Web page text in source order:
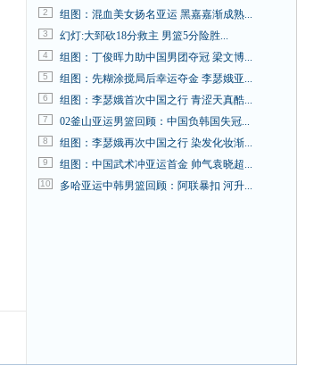
2 组图：混血美女扬名亚运 黑嘉嘉渐成熟...
3 幻灯:大郅砍18分救主 男篮5分险胜...
4 组图：丁俊晖力助中国男团夺冠 梁文博...
5 组图：先糊涂搅局后幸运夺金 李瑟娥亚...
6 组图：李瑟娥首次中国之行 青涩天真酷...
7 02釜山亚运男篮回顾：中国负韩国失冠...
8 组图：李瑟娥再次中国之行 染发化妆渐...
9 组图：中国武术冲亚运首金 帅气袁晓超...
10 多哈亚运中韩男篮回顾：阿联暴扣 河升...